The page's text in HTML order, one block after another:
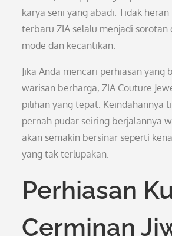
karya seni yang abadi. Tidak
terbaru ZIA selalu menjadi sorotan
mode dan kecantikan.
Jika Anda mencari perhiasan yang
warisan berharga, ZIA Couture
pilihan yang tepat. Keindahannya
pernah pudar seiring berjalannya
akan semakin bersinar seperti
yang tak terlupakan.
Perhiasan
Cerminan